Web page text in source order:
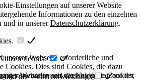
Einstellungen auf unserer Website
Informationen zu den einzelnen
und in unsererDatenschutzerklärung.
unserer Webseite erforderliche und
Cookies. Dies sind Cookies, die dazu
der Webseite und die Navigation auf der
verwenden wir verschiedene Cookies,
und die Weiterentwicklung.